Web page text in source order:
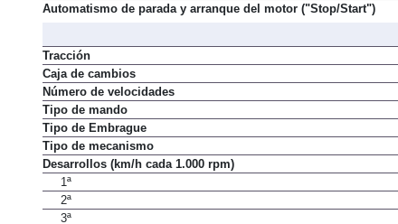
Automatismo de parada y arranque del motor ("Stop/Start")
Tracción
Caja de cambios
Número de velocidades
Tipo de mando
Tipo de Embrague
Tipo de mecanismo
Desarrollos (km/h cada 1.000 rpm)
1ª
2ª
3ª